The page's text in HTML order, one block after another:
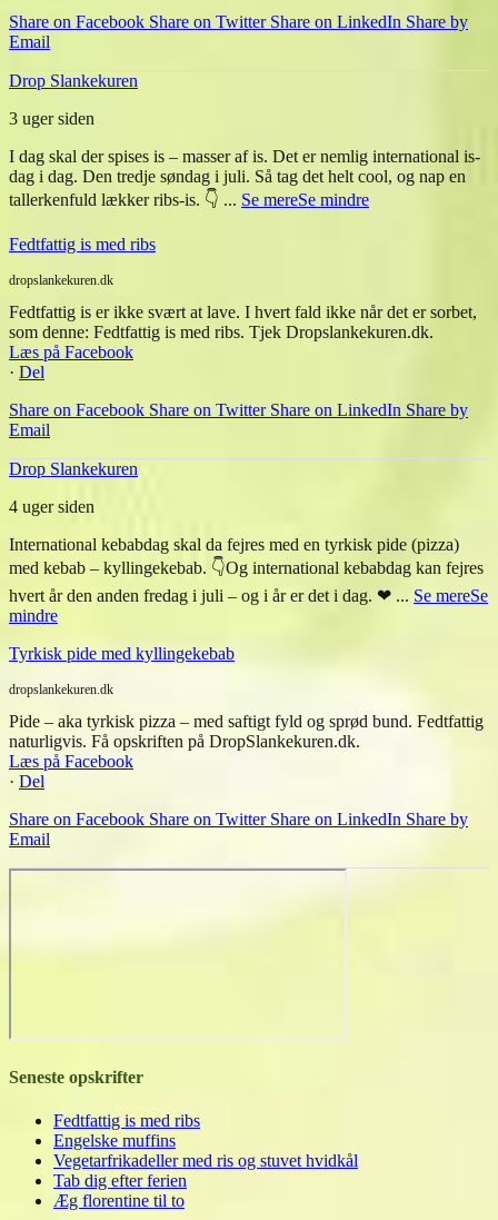
Share on Facebook Share on Twitter Share on LinkedIn Share by
Email
Drop Slankekuren
3 uger siden
I dag skal der spises is – masser af is. Det er nemlig international is-
dag i dag. Den tredje søndag i juli. Så tag det helt cool, og nap en
tallerkenfuld lækker ribs-is. 👇 ... Se mereSe mindre
Fedtfattig is med ribs
dropslankekuren.dk
Fedtfattig is er ikke svært at lave. I hvert fald ikke når det er sorbet,
som denne: Fedtfattig is med ribs. Tjek Dropslankekuren.dk.
Læs på Facebook
· Del
Share on Facebook Share on Twitter Share on LinkedIn Share by
Email
Drop Slankekuren
4 uger siden
International kebabdag skal da fejres med en tyrkisk pide (pizza)
med kebab – kyllingekebab. 👇Og international kebabdag kan fejres
hvert år den anden fredag i juli – og i år er det i dag. ❤ ... Se mereSe
mindre
Tyrkisk pide med kyllingekebab
dropslankekuren.dk
Pide – aka tyrkisk pizza – med saftigt fyld og sprød bund. Fedtfattig
naturligvis. Få opskriften på DropSlankekuren.dk.
Læs på Facebook
· Del
Share on Facebook Share on Twitter Share on LinkedIn Share by
Email
Seneste opskrifter
Fedtfattig is med ribs
Engelske muffins
Vegetarfrikadeller med ris og stuvet hvidkål
Tab dig efter ferien
Æg florentine til to